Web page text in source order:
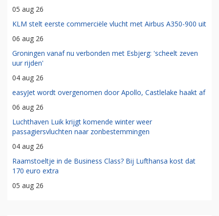
05 aug 26
KLM stelt eerste commerciële vlucht met Airbus A350-900 uit
06 aug 26
Groningen vanaf nu verbonden met Esbjerg: 'scheelt zeven
uur rijden'
04 aug 26
easyJet wordt overgenomen door Apollo, Castlelake haakt af
06 aug 26
Luchthaven Luik krijgt komende winter weer
passagiersvluchten naar zonbestemmingen
04 aug 26
Raamstoeltje in de Business Class? Bij Lufthansa kost dat
170 euro extra
05 aug 26